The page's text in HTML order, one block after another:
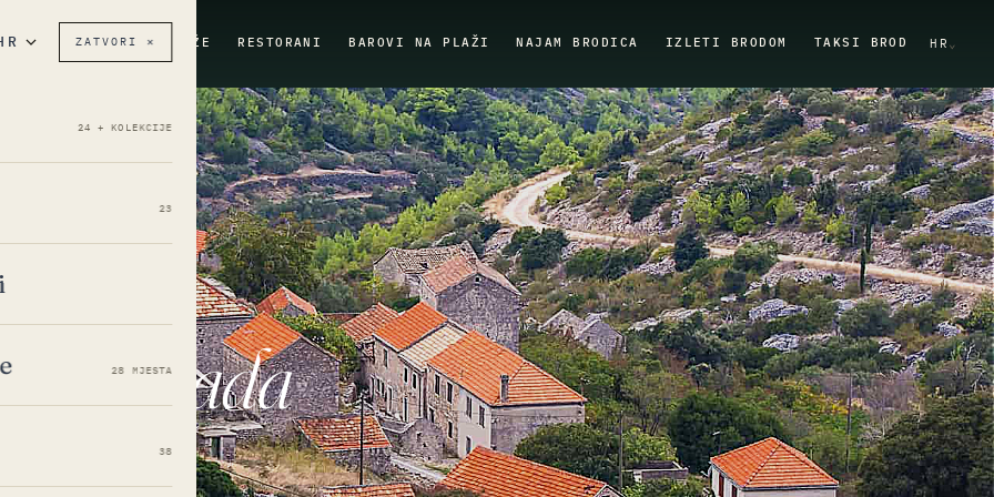
ZATVORI ✕
24 + KOLEKCIJE
23
28 MJESTA
38
DESTINACIJE PLAŽE RESTORANI BAROVI NA PLAŽI NAJAM BRODICA IZLETI BRODOM TAKSI BROD HR
· 16°51′E
Grada